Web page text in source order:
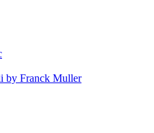
by Franck Muller